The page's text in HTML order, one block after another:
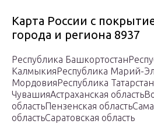
Карта России с
города и региона 8937
Республика
КалмыкияРеспублика Марий-
МордовияРеспублика
ЧувашияАстраханская
областьПензенская
областьСаратовская область